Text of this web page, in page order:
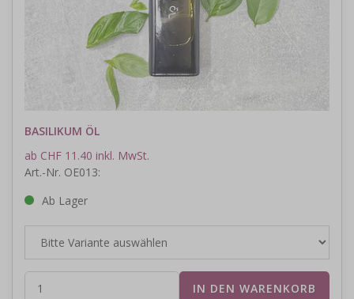
BASILIKUM ÖL
ab CHF 11.40 inkl. MwSt.
Art.-Nr. OE013:
Ab Lager